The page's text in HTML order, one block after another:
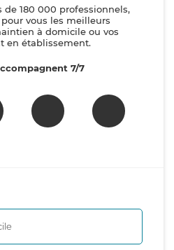
de 180 000 professionnels,
vous les meilleurs
à domicile ou vos
en établissement.
7/7